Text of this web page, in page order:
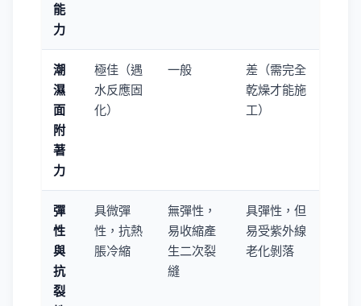
能
力
潮
濕
面
附
著
力
極佳（遇
水反應固
化）
一般
差（需完全
乾燥才能施
工）
彈
性
與
抗
裂
具微彈
性，抗熱
脹冷縮
無彈性，
易收縮產
生二次裂
縫
具彈性，但
易受紫外線
老化剝落